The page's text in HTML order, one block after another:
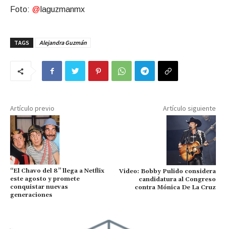
Foto: @ laguzmanmx
TAGS Alejandra Guzmán
Artículo previo
“El Chavo del 8” llega a Netflix
este agosto y promete
conquistar nuevas
generaciones
Artículo siguiente
Video: Bobby Pulido considera
candidatura al Congreso
contra Mónica De La Cruz